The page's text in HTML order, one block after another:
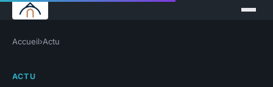
Accueil›Actu
ACTU